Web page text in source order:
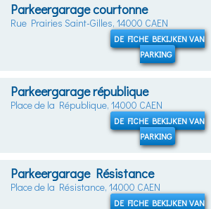
Parkeergarage courtonne
Rue Prairies Saint-Gilles, 14000 CAEN
DE FICHE BEKIJKEN VAN
PARKING
Parkeergarage république
Place de la République, 14000 CAEN
DE FICHE BEKIJKEN VAN
PARKING
Parkeergarage Résistance
Place de la Résistance, 14000 CAEN
DE FICHE BEKIJKEN VAN